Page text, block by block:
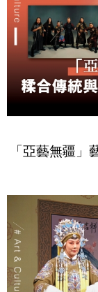
「亞藝無疆